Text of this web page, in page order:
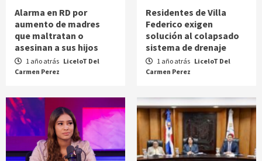
Alarma en RD por
aumento de madres
que maltratan o
asesinan a sus hijos
1 año atrás LiceloT Del
Carmen Perez
Residentes de Villa
Federico exigen
solución al colapsado
sistema de drenaje
1 año atrás LiceloT Del
Carmen Perez